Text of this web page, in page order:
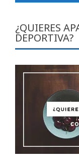
¿QUIERES
DEPORTIVA?